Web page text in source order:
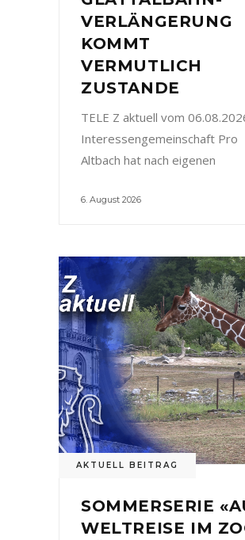
VERLÄNGERUNG
KOMMT
VERMUTLICH
ZUSTANDE
TELE Z aktuell vom
Interessengemeinschaft Pro
Altbach hat nach eigenen
6. August 2026
AKTUELL BEITRAG
SOMMERSERIE
WELTREISE IM